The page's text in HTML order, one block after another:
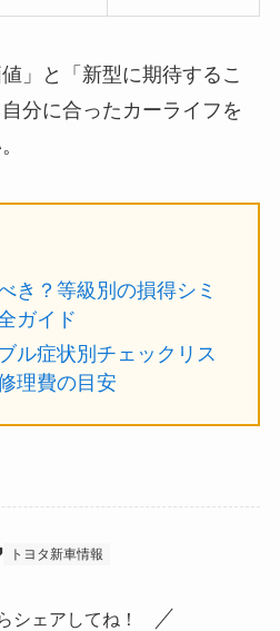
」と「新型に期待するこ
分に合ったカーライフを
き？等級別の損得シミ
ガイド
ル症状別チェックリス
理費の目安
トヨタ新車情報
シェアしてね！